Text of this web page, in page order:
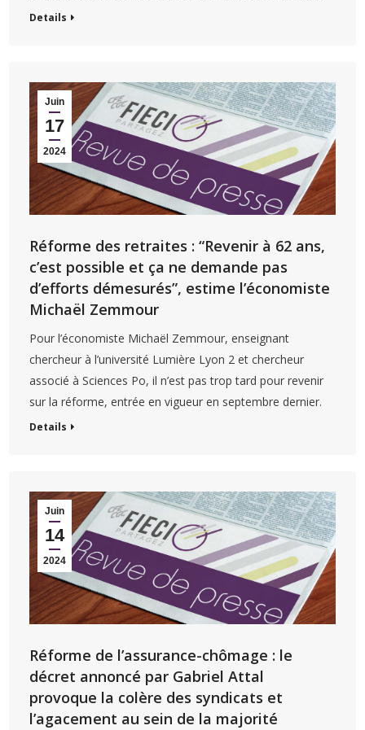
Details
Juin
17
2024
Réforme des retraites : “Revenir à 62 ans,
c’est possible et ça ne demande pas
d’efforts démesurés”, estime l’économiste
Michaël Zemmour
Pour l’économiste Michaël Zemmour, enseignant
chercheur à l’université Lumière Lyon 2 et chercheur
associé à Sciences Po, il n’est pas trop tard pour revenir
sur la réforme, entrée en vigueur en septembre dernier.
Details
Juin
14
2024
Réforme de l’assurance-chômage : le
décret annoncé par Gabriel Attal
provoque la colère des syndicats et
l’agacement au sein de la majorité